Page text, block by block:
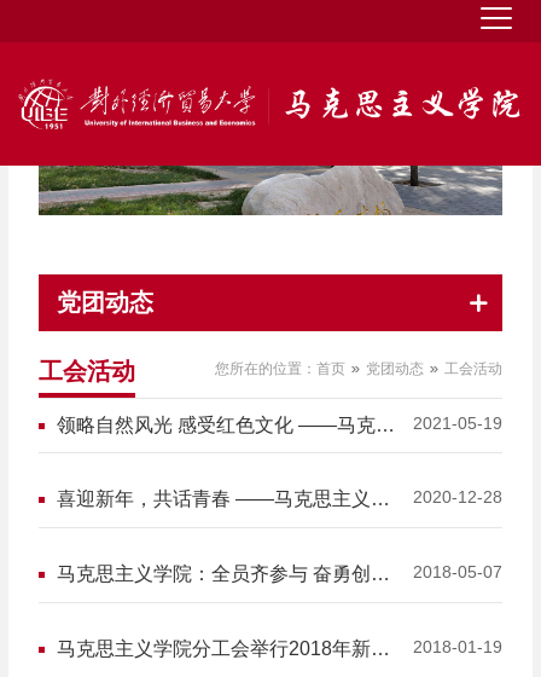
党团动态
您所在的位置： 首页 党团动态 工会活动
工会活动
领略自然风光 感受红色文化 ——马克思
主义学院教职工参观爨底下村
2021-05-19
喜迎新年，共话青春 ——马克思主义学
院举行2021年师生新年茶话会
2020-12-28
马克思主义学院：全员齐参与 奋勇创佳
绩
2018-05-07
马克思主义学院分工会举行2018年新年
联欢活动
2018-01-19